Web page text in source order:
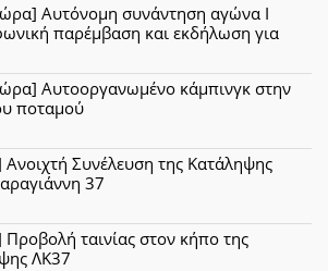
Αυτόνομη συνάντηση αγώνα Ι
παρέμβαση και εκδήλωση για
Αυτοοργανωμένο κάμπινγκ στην
ποταμού
Συνέλευση της Κατάληψης
37
ταινίας στον κήπο της
ΛΚ37